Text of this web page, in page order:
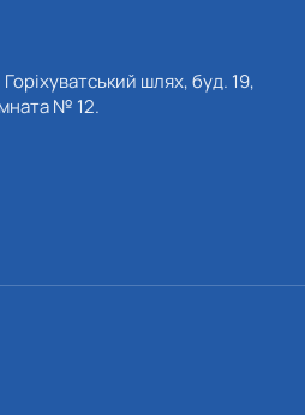
шлях, буд. 19,
№ 12.